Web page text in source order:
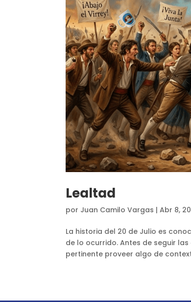
Lealtad
por Juan Camilo Vargas |Abr 8,
La historia del 20 de Julio es
de lo ocurrido. Antes de seguir
pertinente proveer algo de